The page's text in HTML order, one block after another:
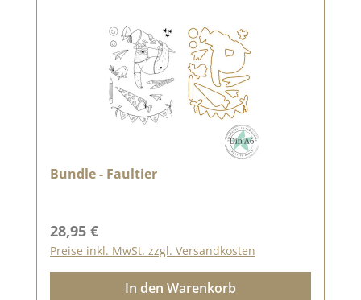
Bundle - Faultier
Regulärer Preis:
28,95 €
Preise inkl. MwSt. zzgl. Versandkosten
In den Warenkorb